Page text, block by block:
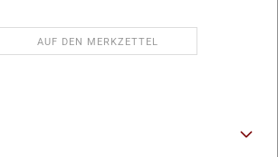
AUF DEN MERKZETTEL